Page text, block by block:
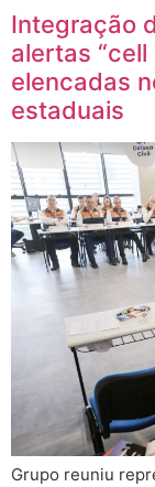
Integração
alertas
elencadas
estaduais
Grupo reuniu